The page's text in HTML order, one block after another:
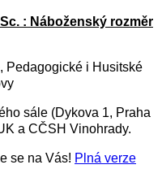
: Náboženský rozměr
Pedagogické i Husitské
sále (Dykova 1, Praha
a CČSH Vinohrady.
se na Vás! Plná verze